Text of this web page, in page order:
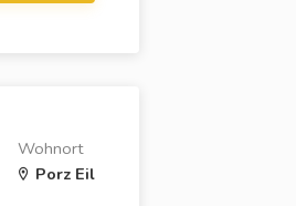
Wohnort
Porz Eil